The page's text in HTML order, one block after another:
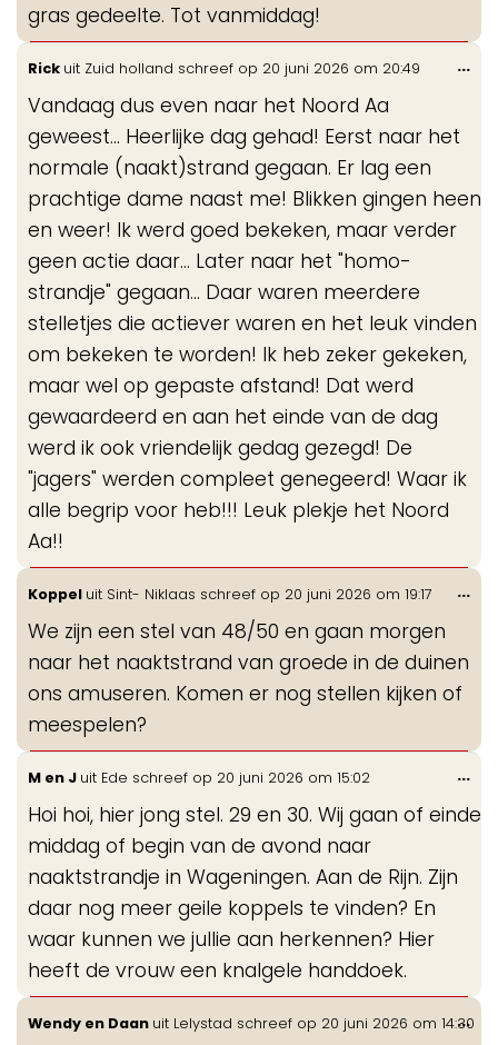
gras gedeelte. Tot vanmiddag!
Rick uit Zuid holland schreef op 20 juni 2026 om 20:49
Vandaag dus even naar het Noord Aa
geweest... Heerlijke dag gehad! Eerst naar het
normale (naakt)strand gegaan. Er lag een
prachtige dame naast me! Blikken gingen heen
en weer! Ik werd goed bekeken, maar verder
geen actie daar... Later naar het "homo-
strandje" gegaan... Daar waren meerdere
stelletjes die actiever waren en het leuk vinden
om bekeken te worden! Ik heb zeker gekeken,
maar wel op gepaste afstand! Dat werd
gewaardeerd en aan het einde van de dag
werd ik ook vriendelijk gedag gezegd! De
"jagers" werden compleet genegeerd! Waar ik
alle begrip voor heb!!! Leuk plekje het Noord
Aa!!
...
Koppel uit Sint- Niklaas schreef op 20 juni 2026 om 19:17
We zijn een stel van 48/50 en gaan morgen
naar het naaktstrand van groede in de duinen
ons amuseren. Komen er nog stellen kijken of
meespelen?
...
M en J uit Ede schreef op 20 juni 2026 om 15:02
Hoi hoi, hier jong stel. 29 en 30. Wij gaan of einde
middag of begin van de avond naar
naaktstrandje in Wageningen. Aan de Rijn. Zijn
daar nog meer geile koppels te vinden? En
waar kunnen we jullie aan herkennen? Hier
heeft de vrouw een knalgele handdoek.
...
Wendy en Daan uit Lelystad schreef op 20 juni 2026 om 14:30
...